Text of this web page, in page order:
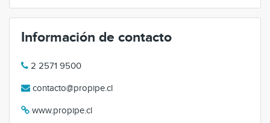
Información de contacto
2 2571 9500
contacto@propipe.cl
www.propipe.cl